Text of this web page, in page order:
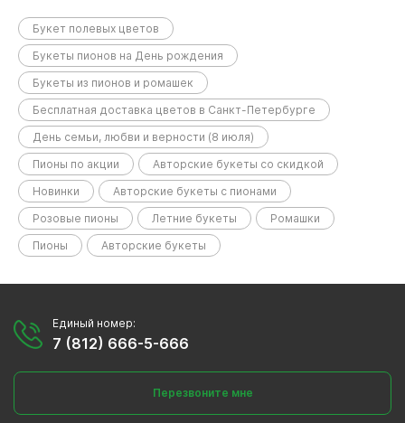
Букет полевых цветов
Букеты пионов на День рождения
Букеты из пионов и ромашек
Бесплатная доставка цветов в Санкт-Петербурге
День семьи, любви и верности (8 июля)
Пионы по акции
Авторские букеты со скидкой
Новинки
Авторские букеты с пионами
Розовые пионы
Летние букеты
Ромашки
Пионы
Авторские букеты
Единый номер:
7 (812) 666-5-666
Перезвоните мне